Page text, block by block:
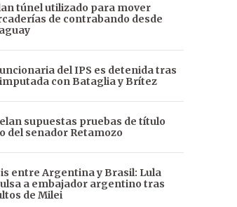
túnel utilizado para mover
de contrabando desde
del IPS es detenida tras
con Bataglia y Brítez
supuestas pruebas de título
del senador Retamozo
entre Argentina y Brasil: Lula
a embajador argentino tras
de Milei